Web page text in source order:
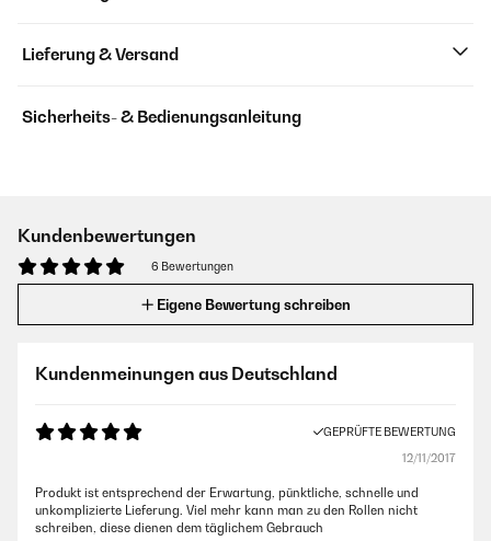
Lieferung & Versand
Sicherheits- & Bedienungsanleitung
Kundenbewertungen
6 Bewertungen
Eigene Bewertung schreiben
Kundenmeinungen aus Deutschland
GEPRÜFTE BEWERTUNG
12/11/2017
Produkt ist entsprechend der Erwartung, pünktliche, schnelle und
unkomplizierte Lieferung. Viel mehr kann man zu den Rollen nicht
schreiben, diese dienen dem täglichem Gebrauch